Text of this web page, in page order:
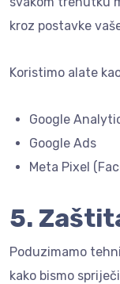
kroz postavke
Koristimo alate
Google
Google Ads
Meta Pixel
5.
Poduzimamo
kako bismo